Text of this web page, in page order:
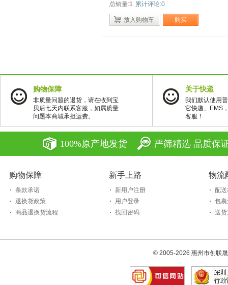
总销量:1 累计评论:0
放入购物车 购买
购物保障
非质量问题的退货，请在收到宝
贝后七天内联系客服，如属质量
问题本商城承担运费。
关于快递
我们默认使用
它快递、EMS
客服！
100%原产地发货 严筛精选 品质保
购物保障
条款承诺
退换货政策
商品退换货流程
新手上路
新用户注册
用户登录
找回密码
物流
配
包
送
© 2005-2026 惠州市创联